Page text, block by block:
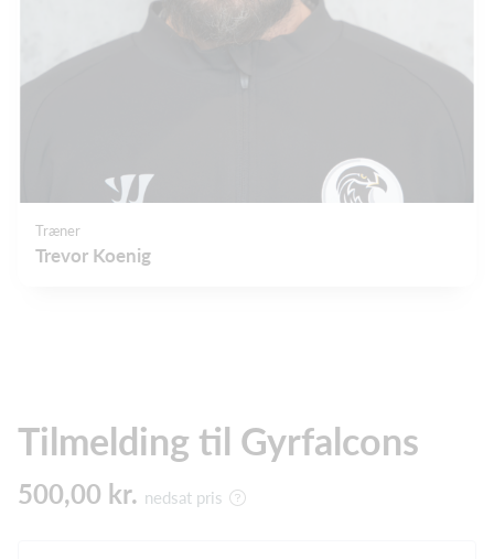
Træner
Trevor Koenig
Tilmelding til Gyrfalcons
500,00 kr. nedsat pris